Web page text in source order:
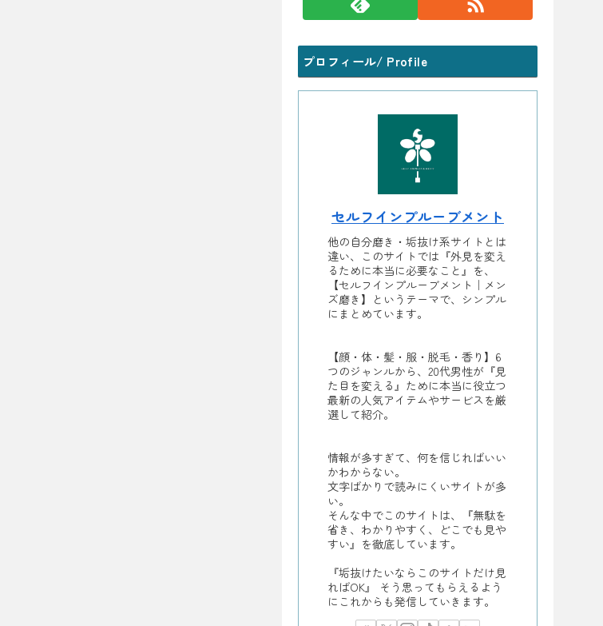
プロフィール/ Profile
セルフインプルーブメント
他の自分磨き・垢抜け系サイトとは
違い、このサイトでは『外見を変え
るために本当に必要なこと』を、
【セルフインプルーブメント｜メン
ズ磨き】というテーマで、シンプル
にまとめています。
【顔・体・髪・服・脱毛・香り】6
つのジャンルから、20代男性が『見
た目を変える』ために本当に役立つ
最新の人気アイテムやサービスを厳
選して紹介。
情報が多すぎて、何を信じればいい
かわからない。
文字ばかりで読みにくいサイトが多
い。
そんな中でこのサイトは、『無駄を
省き、わかりやすく、どこでも見や
すい』を徹底しています。
『垢抜けたいならこのサイトだけ見
ればOK』 そう思ってもらえるよう
にこれからも発信していきます。